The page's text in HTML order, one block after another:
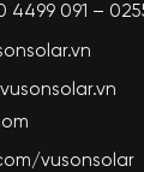
091 –
vusonsolar